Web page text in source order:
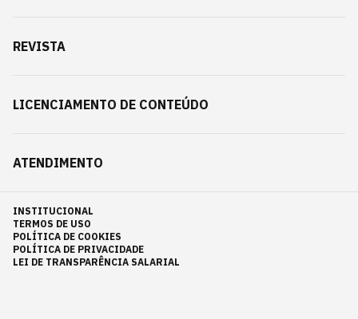
REVISTA
LICENCIAMENTO DE CONTEÚDO
ATENDIMENTO
INSTITUCIONAL
TERMOS DE USO
POLÍTICA DE COOKIES
POLÍTICA DE PRIVACIDADE
LEI DE TRANSPARÊNCIA SALARIAL